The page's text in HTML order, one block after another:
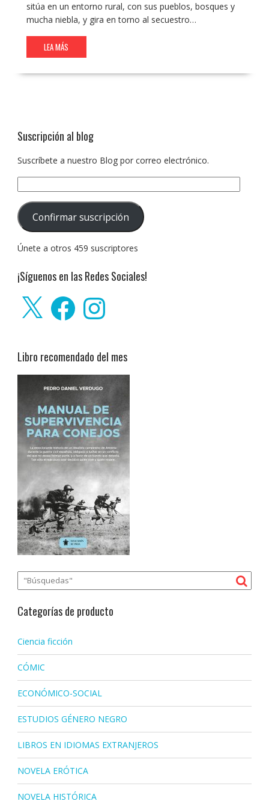
sitúa en un entorno rural, con sus pueblos, bosques y
mucha niebla, y gira en torno al secuestro…
LEA MÁS
Suscripción al blog
Suscríbete a nuestro Blog por correo electrónico.
correo
electrónico:
Confirmar suscripción
Únete a otros 459 suscriptores
¡Síguenos en las Redes Sociales!
FacebookInstagram
Libro recomendado del mes
Categorías de producto
Ciencia ficción
CÓMIC
ECONÓMICO-SOCIAL
ESTUDIOS GÉNERO NEGRO
LIBROS EN IDIOMAS EXTRANJEROS
NOVELA ERÓTICA
NOVELA HISTÓRICA